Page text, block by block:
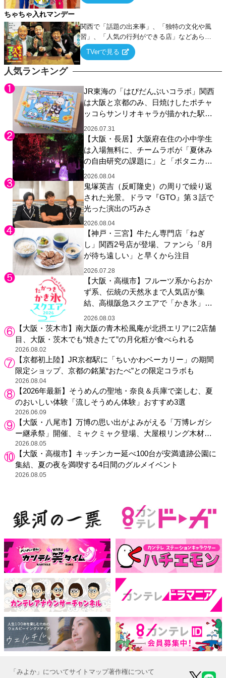
人気ランキング
JR東海の「はぴだんぶいコラボ」関西
は大阪と京都のみ、日焼けしたポチャ
ッコらサンリオキャラが描かれた駅弁
やグッズが登場
2026.07.31
【大阪・長居】大阪府在住の小中学生
は入場無料に、チームラボが「夏休み
の自由研究の課題に」と「ボタニカル
ガーデン 大阪」へ招待
2026.08.04
鬼塚英吉（反町隆史）の周りで繰り返
された光景。ドラマ『GTO』第３話で
光った演出の巧みさ
2026.08.04
【神戸・三宮】牛たん専門店「ねぎ
し」関西2号店が登場、ファンら「8月
が待ち遠しい」と早くから注目
2026.07.28
【大阪・高槻市】フルーツ系からおか
ず系、伝統の天然氷まで人気店が集
結、高槻阪急スクエアで「かき氷」祭
り
2026.08.03
【大阪・茨木市】南大阪の青木松風庵が北摂エリアに2店舗
目、大阪・茨木でも“焼きたて”の月化粧が食べられる
2026.08.02
【京都初上陸】JR京都駅に「ちいかわベーカリー」の期間
限定ショップ、京都の銘菓“おたべ”との限定コラボも
2026.08.04
【2026年最新】そうめんの聖地・奈良＆兵庫で楽しむ、夏
のおいしい体験「流しそうめん体験」おすすめ3選
2026.06.09
【大阪・八尾市】万博の思い出がよみがえる「万博レガシ
ー継承祭」開催、ミャクミャク登場、大屋根リング木材展
示も
2026.08.05
【大阪・高槻市】キッチンカー延べ100台が安満遺跡公園に
集結、夏の夜を満喫する4日間のグルメイベント
2026.08.05
ちゃちゃ入れマンデー
関西で「話題の出来事」、「独特の文化や風
習」、「人気の行列ができる店」などあらゆ
るテーマについて好き放題にちゃちゃを入れ
ていく関西色を前面に押し出したトークバラ
TVerで見る
「みよか」についてサイトマップ著作権について